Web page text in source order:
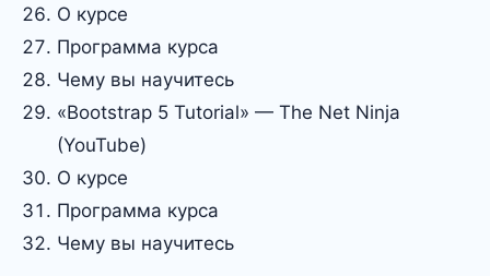
О курсе
Программа курса
Чему вы научитесь
«Bootstrap 5 Tutorial» — The Net Ninja
(YouTube)
О курсе
Программа курса
Чему вы научитесь